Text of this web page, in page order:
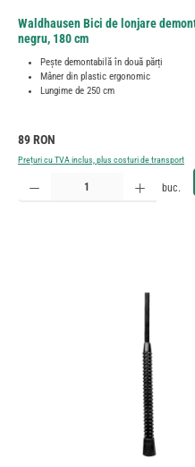
Waldhausen Bici de lonjare
negru, 180 cm
Pește demontabilă în două părți
Mâner din plastic ergonomic
Lungime de 250 cm
Preț obișnuit:
89 RON
Prețuri cu TVA inclus, plus costuri de transport
Cantitate produs: Introduceți cantitatea
buc.